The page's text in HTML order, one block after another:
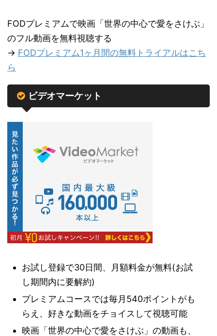
FODプレミアムで映画「世界の中心で愛をさけぶ」
のフル動画を無料視聴する
→ FODプレミアム1ヶ月間の無料トライアルはこち
ら
ビデオマーケット
お試し登録で30日間、月額料金が無料(お試
し期間内に要解約)
プレミアムコースでは毎月540ポイントがも
らえ、好きな動画をチョイスして視聴可能
映画「世界の中心で愛をさけぶ」の動画も、